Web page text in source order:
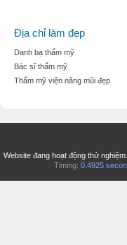
Địa chỉ làm đẹp
Danh bạ thẩm mỹ
Bác sĩ thẩm mỹ
Thẩm mỹ viện nâng mũi đẹp
Website đang hoạt động thử
Timing: 0.4925